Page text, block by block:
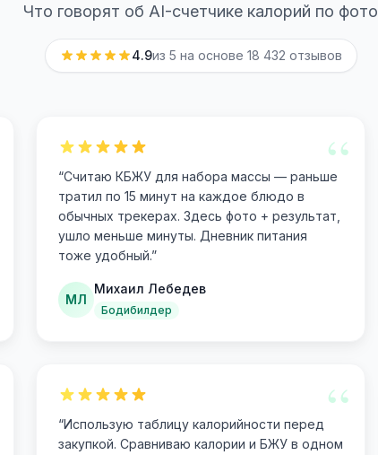
Что говорят об AI-счетчике калорий по фото
4.9из 5 на основе 18 432 отзывов
“
“Считаю КБЖУ для набора массы — раньше
тратил по 15 минут на каждое блюдо в
обычных трекерах. Здесь фото + результат,
ушло меньше минуты. Дневник питания
тоже удобный.”
МЛ
Михаил Лебедев
Бодибилдер
“
“Использую таблицу калорийности перед
закупкой. Сравниваю калории и БЖУ в одном